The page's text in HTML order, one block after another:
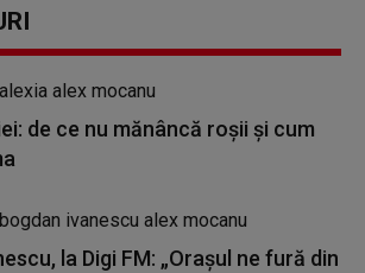
de ce nu mănâncă roșii și cum
la Digi FM: „Orașul ne fură din